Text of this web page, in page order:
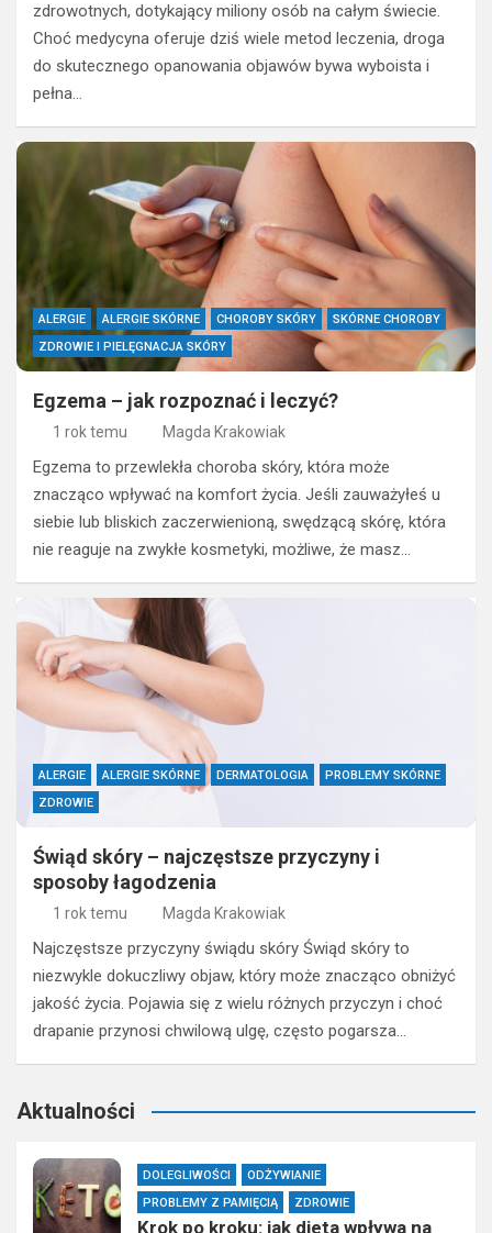
zdrowotnych, dotykający miliony osób na całym świecie.
Choć medycyna oferuje dziś wiele metod leczenia, droga
do skutecznego opanowania objawów bywa wyboista i
pełna…
ALERGIE ALERGIE SKÓRNE CHOROBY SKÓRY
SKÓRNE CHOROBY
ZDROWIE I PIELĘGNACJA SKÓRY
Egzema – jak rozpoznać i leczyć?
1 rok temu Magda Krakowiak
Egzema to przewlekła choroba skóry, która może
znacząco wpływać na komfort życia. Jeśli zauważyłeś u
siebie lub bliskich zaczerwienioną, swędzącą skórę, która
nie reaguje na zwykłe kosmetyki, możliwe, że masz…
ALERGIE ALERGIE SKÓRNE DERMATOLOGIA
PROBLEMY SKÓRNE
ZDROWIE
Świąd skóry – najczęstsze przyczyny i
sposoby łagodzenia
1 rok temu Magda Krakowiak
Najczęstsze przyczyny świądu skóry Świąd skóry to
niezwykle dokuczliwy objaw, który może znacząco obniżyć
jakość życia. Pojawia się z wielu różnych przyczyn i choć
drapanie przynosi chwilową ulgę, często pogarsza…
Aktualności
DOLEGLIWOŚCI
ODŻYWIANIE
PROBLEMY Z PAMIĘCIĄ
ZDROWIE
Krok po kroku: jak dieta wpływa na